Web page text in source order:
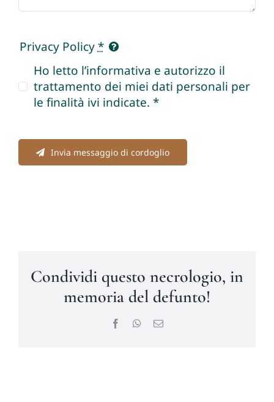
Privacy Policy*
Ho letto l’informativa e autorizzo il
trattamento dei miei dati personali per
le finalità ivi indicate. *
Invia messaggio di cordoglio
Condividi questo necrologio, in
memoria del defunto!
FacebookWhatsApp
Email